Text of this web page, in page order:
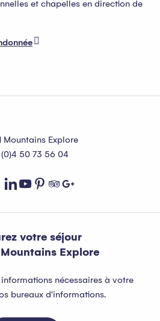
et chapelles en direction de
Mountains Explore
50 73 56 04
votre séjour
Explore
nécessaires à votre
bureaux d'informations.